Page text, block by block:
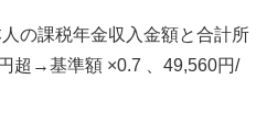
の課税年金収入金額と合計所
超→基準額 ×0.7 、49,560円/